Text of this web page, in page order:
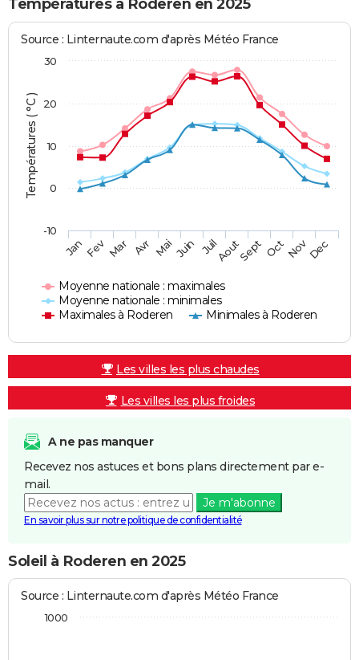
Températures à Roderen en 2025
Températures ( °C )
Source : Linternaute.com d'après Météo France
Moyenne nationale : maximales
Moyenne nationale : minimales
Maximales à Roderen
Minimales à Roderen
JanFev Mar Avr MaiJuin JuilAoutSept OctNovDec
-10
0
10
20
30
Les villes les plus chaudes
Les villes les plus froides
A ne pas manquer
Recevez nos astuces et bons plans directement par e-
mail.
Je m'abonne
En savoir plus sur notre politique de confidentialité
Soleil à Roderen en 2025
Source : Linternaute.com d'après Météo France
1000